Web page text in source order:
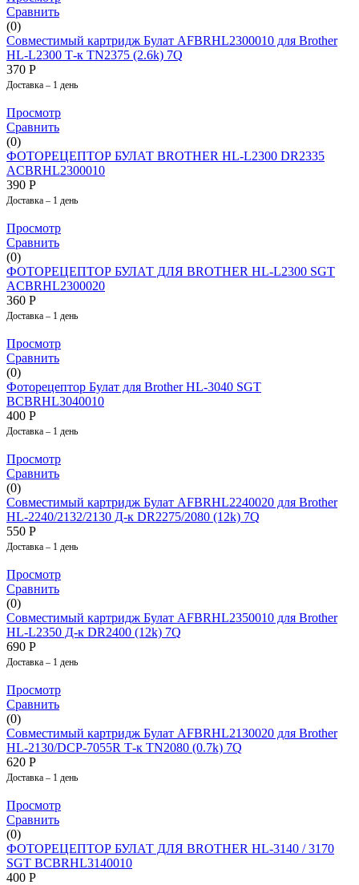
Сравнить
(0)
Совместимый картридж Булат AFBRHL2300010 для Brother
HL-L2300 Т-к TN2375 (2.6k) 7Q
370 Р
Доставка – 1 день
Просмотр
Сравнить
(0)
ФОТОРЕЦЕПТОР БУЛАТ BROTHER HL-L2300 DR2335
ACBRHL2300010
390 Р
Доставка – 1 день
Просмотр
Сравнить
(0)
ФОТОРЕЦЕПТОР БУЛАТ ДЛЯ BROTHER HL-L2300 SGT
ACBRHL2300020
360 Р
Доставка – 1 день
Просмотр
Сравнить
(0)
Фоторецептор Булат для Brother HL-3040 SGT
BCBRHL3040010
400 Р
Доставка – 1 день
Просмотр
Сравнить
(0)
Совместимый картридж Булат AFBRHL2240020 для Brother
HL-2240/2132/2130 Д-к DR2275/2080 (12k) 7Q
550 Р
Доставка – 1 день
Просмотр
Сравнить
(0)
Совместимый картридж Булат AFBRHL2350010 для Brother
HL-L2350 Д-к DR2400 (12k) 7Q
690 Р
Доставка – 1 день
Просмотр
Сравнить
(0)
Совместимый картридж Булат AFBRHL2130020 для Brother
HL-2130/DCP-7055R Т-к TN2080 (0.7k) 7Q
620 Р
Доставка – 1 день
Просмотр
Сравнить
(0)
ФОТОРЕЦЕПТОР БУЛАТ ДЛЯ BROTHER HL-3140 / 3170
SGT BCBRHL3140010
400 Р